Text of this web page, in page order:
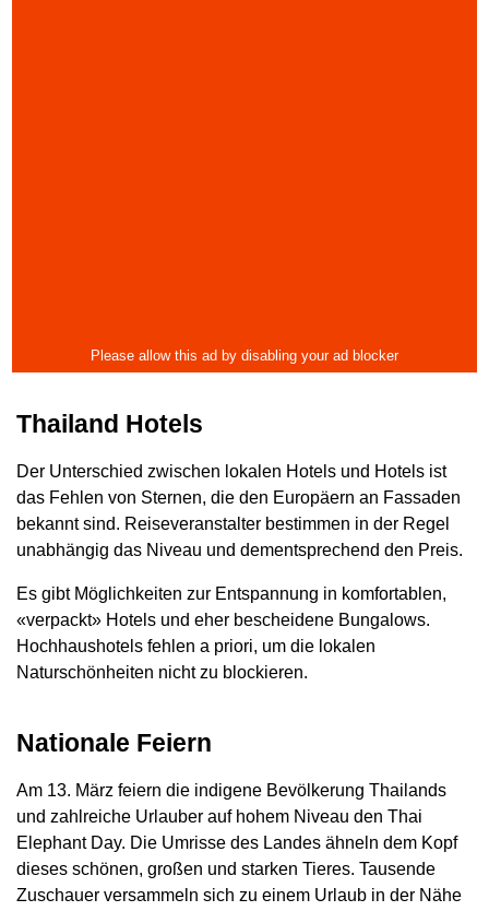
Thailand Hotels
Der Unterschied zwischen lokalen Hotels und Hotels ist
das Fehlen von Sternen, die den Europäern an Fassaden
bekannt sind. Reiseveranstalter bestimmen in der Regel
unabhängig das Niveau und dementsprechend den Preis.
Es gibt Möglichkeiten zur Entspannung in komfortablen,
«verpackt» Hotels und eher bescheidene Bungalows.
Hochhaushotels fehlen a priori, um die lokalen
Naturschönheiten nicht zu blockieren.
Nationale Feiern
Am 13. März feiern die indigene Bevölkerung Thailands
und zahlreiche Urlauber auf hohem Niveau den Thai
Elephant Day. Die Umrisse des Landes ähneln dem Kopf
dieses schönen, großen und starken Tieres. Tausende
Zuschauer versammeln sich zu einem Urlaub in der Nähe